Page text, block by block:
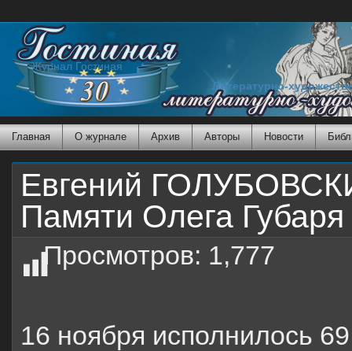
Журнал Гостиная
Литературно-
Главная О журнале Архив Авторы Новости
Евгений
Памяти Олега Губаря
Просмотров: 1,777
16 ноября исполнилось